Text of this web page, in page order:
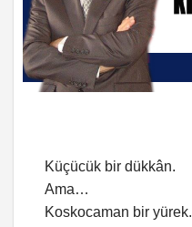
Küçücük bir dükkân.
Ama…
Koskocaman bir yürek.